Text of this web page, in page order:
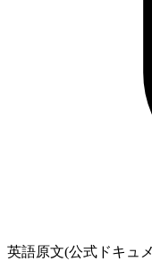
英語原文(公式ドキュ